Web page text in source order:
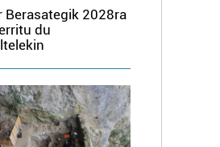
Berasategik 2028ra
du